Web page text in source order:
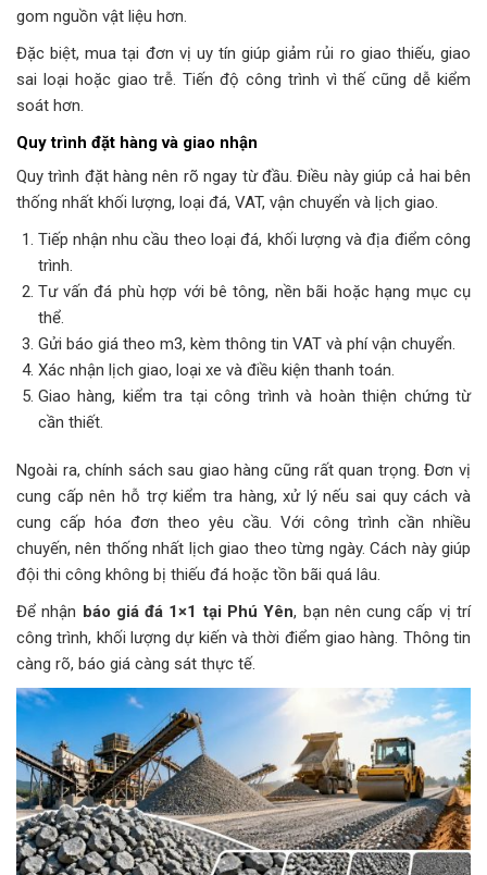
gom nguồn vật liệu hơn.
Đặc biệt, mua tại đơn vị uy tín giúp giảm rủi ro giao thiếu, giao
sai loại hoặc giao trễ. Tiến độ công trình vì thế cũng dễ kiểm
soát hơn.
Quy trình đặt hàng và giao nhận
Quy trình đặt hàng nên rõ ngay từ đầu. Điều này giúp cả hai bên
thống nhất khối lượng, loại đá, VAT, vận chuyển và lịch giao.
Tiếp nhận nhu cầu theo loại đá, khối lượng và địa điểm công
trình.
Tư vấn đá phù hợp với bê tông, nền bãi hoặc hạng mục cụ
thể.
Gửi báo giá theo m3, kèm thông tin VAT và phí vận chuyển.
Xác nhận lịch giao, loại xe và điều kiện thanh toán.
Giao hàng, kiểm tra tại công trình và hoàn thiện chứng từ
cần thiết.
Ngoài ra, chính sách sau giao hàng cũng rất quan trọng. Đơn vị
cung cấp nên hỗ trợ kiểm tra hàng, xử lý nếu sai quy cách và
cung cấp hóa đơn theo yêu cầu. Với công trình cần nhiều
chuyến, nên thống nhất lịch giao theo từng ngày. Cách này giúp
đội thi công không bị thiếu đá hoặc tồn bãi quá lâu.
Để nhận báo giá đá 1×1 tại Phú Yên, bạn nên cung cấp vị trí
công trình, khối lượng dự kiến và thời điểm giao hàng. Thông tin
càng rõ, báo giá càng sát thực tế.